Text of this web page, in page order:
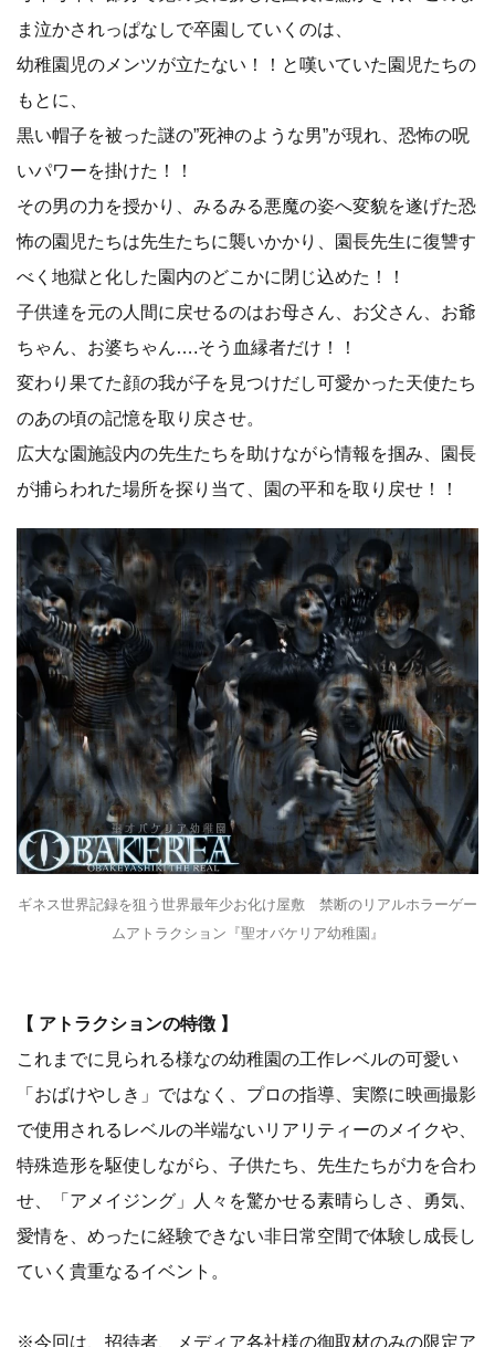
ま泣かされっぱなしで卒園していくのは、
幼稚園児のメンツが立たない！！と嘆いていた園児たちの
もとに、
黒い帽子を被った謎の”死神のような男”が現れ、恐怖の呪
いパワーを掛けた！！
その男の力を授かり、みるみる悪魔の姿へ変貌を遂げた恐
怖の園児たちは先生たちに襲いかかり、園長先生に復讐す
べく地獄と化した園内のどこかに閉じ込めた！！
子供達を元の人間に戻せるのはお母さん、お父さん、お爺
ちゃん、お婆ちゃん….そう血縁者だけ！！
変わり果てた顔の我が子を見つけだし可愛かった天使たち
のあの頃の記憶を取り戻させ。
広大な園施設内の先生たちを助けながら情報を掴み、園長
が捕らわれた場所を探り当て、園の平和を取り戻せ！！
ギネス世界記録を狙う世界最年少お化け屋敷 禁断のリアルホラーゲー
ムアトラクション『聖オバケリア幼稚園』
【 アトラクションの特徴 】
これまでに見られる様なの幼稚園の工作レベルの可愛い
「おばけやしき」ではなく、プロの指導、実際に映画撮影
で使用されるレベルの半端ないリアリティーのメイクや、
特殊造形を駆使しながら、子供たち、先生たちが力を合わ
せ、「アメイジング」人々を驚かせる素晴らしさ、勇気、
愛情を、めったに経験できない非日常空間で体験し成長し
ていく貴重なるイベント。
※今回は、招待者、メディア各社様の御取材のみの限定ア